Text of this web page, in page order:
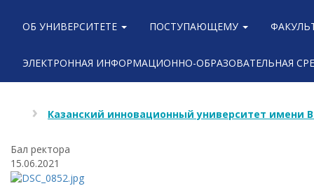
ОБ УНИВЕРСИТЕТЕ ПОСТУПАЮЩЕМУ
ЭЛЕКТРОННАЯ ИНФОРМАЦИОННО-ОБРАЗОВАТЕЛЬНАЯ
Казанский инновационный университет имени
Бал ректора
15.06.2021